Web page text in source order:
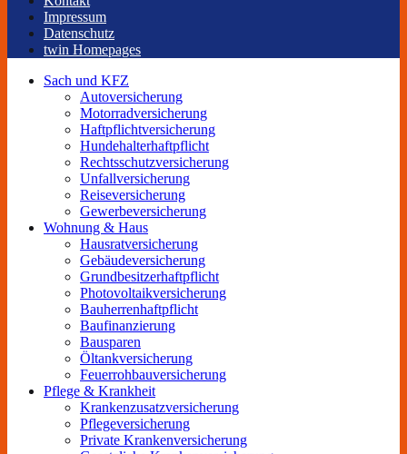
Impressum
Datenschutz
twin Homepages
Sach und KFZ
Autoversicherung
Motorradversicherung
Haftpflichtversicherung
Hundehalterhaftpflicht
Rechtsschutzversicherung
Unfallversicherung
Reiseversicherung
Gewerbeversicherung
Wohnung & Haus
Hausratversicherung
Gebäudeversicherung
Grundbesitzerhaftpflicht
Photovoltaikversicherung
Bauherrenhaftpflicht
Baufinanzierung
Bausparen
Öltankversicherung
Feuerrohbauversicherung
Pflege & Krankheit
Krankenzusatzversicherung
Pflegeversicherung
Private Krankenversicherung